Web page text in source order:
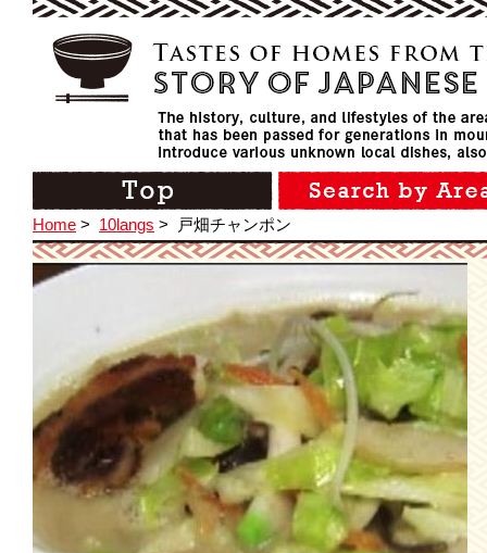
Home > 10langs > 戸畑チャンポン